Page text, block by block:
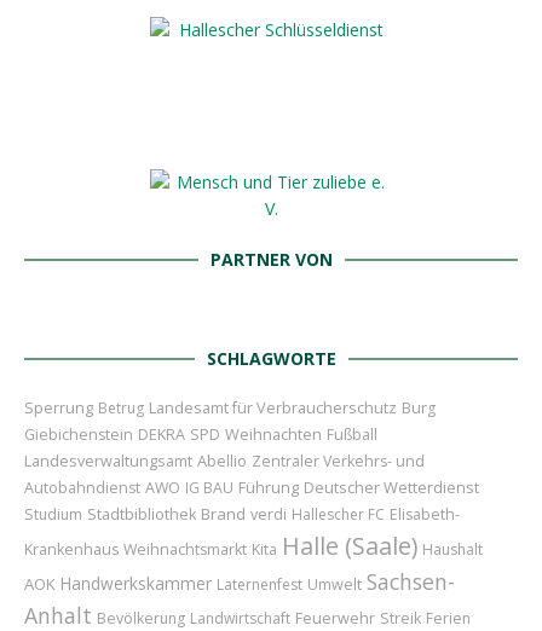
PARTNER VON
SCHLAGWORTE
Sperrung Betrug Landesamt für Verbraucherschutz Burg
Giebichenstein DEKRA SPD Weihnachten Fußball
Landesverwaltungsamt Abellio Zentraler Verkehrs- und
Autobahndienst AWO IG BAU Führung Deutscher Wetterdienst
Studium Stadtbibliothek Brand verdi Hallescher FC Elisabeth-
Krankenhaus Weihnachtsmarkt Kita Halle (Saale) Haushalt
AOK Handwerkskammer Laternenfest Umwelt Sachsen-
Anhalt Bevölkerung Landwirtschaft Feuerwehr Streik Ferien